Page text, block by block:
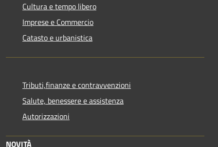
Cultura e tempo libero
Imprese e Commercio
Catasto e urbanistica
Tributi,finanze e contravvenzioni
Salute, benessere e assistenza
Autorizzazioni
NOVITÀ